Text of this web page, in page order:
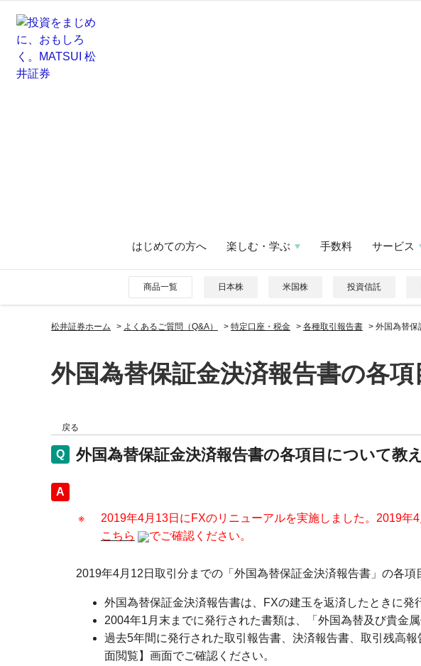
はじめての方へ 楽しむ・学ぶ 手数料 サービス
商品一覧 日本株 米国株 投資信託
松井証券ホーム > よくあるご質問（Q&A） > 特定口座・税金 > 各種取引報告書 > 外国為替保
外国為替保証金決済報告書の各
戻る
外国為替保証金決済報告書の各項目について教
回答
※
2019年4月13日にFXのリニューアルを実施しました。2019年
こちら
でご確認ください。
2019年4月12日取引分までの「外国為替保証金決済報告書」の各項
外国為替保証金決済報告書は、FXの建玉を返済したときに発
2004年1月末までに発行された書類は、「外国為替及び貴金
過去5年間に発行された取引報告書、決済報告書、取引残高
面閲覧】画面でご確認ください。